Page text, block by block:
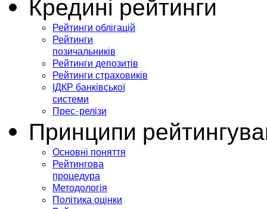
Кредині рейтинги
Рейтинги облігацій
Рейтинги
позичальників
Рейтинги депозитів
Рейтинги страховиків
ІДКР банківської
системи
Прес-релізи
Принципи
Основні поняття
Рейтингова
процедура
Методологія
Політика оцінки